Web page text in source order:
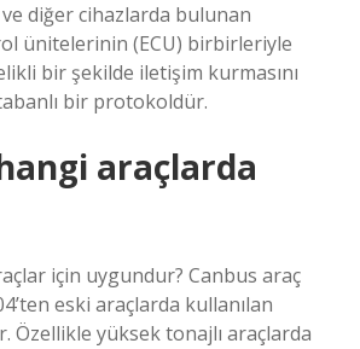
diğer cihazlarda bulunan
ünitelerinin (ECU) birbirleriyle
bir şekilde iletişim kurmasını
bir protokoldür.
araçlarda
için uygundur? Canbus araç
eski araçlarda kullanılan
Özellikle yüksek tonajlı araçlarda